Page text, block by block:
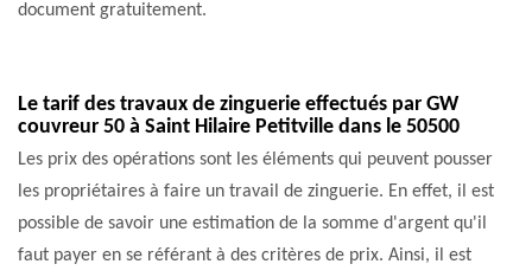
document gratuitement.
Le tarif des travaux de zinguerie effectués par GW
couvreur 50 à Saint Hilaire Petitville dans le 50500
Les prix des opérations sont les éléments qui peuvent pousser
les propriétaires à faire un travail de zinguerie. En effet, il est
possible de savoir une estimation de la somme d'argent qu'il
faut payer en se référant à des critères de prix. Ainsi, il est